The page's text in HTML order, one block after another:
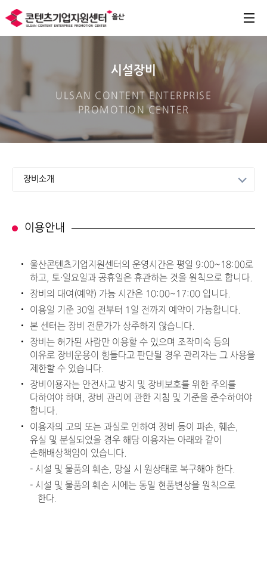
시설장비
ULSAN CONTENT ENTERPRISE
PROMOTION CENTER
장비소개
이용안내
울산콘텐츠기업지원센터의 운영시간은 평일 9:00~18:00로
하고, 토·일요일과 공휴일은 휴관하는 것을 원칙으로 합니다.
장비의 대여(예약) 가능 시간은 10:00~17:00 입니다.
이용일 기준 30일 전부터 1일 전까지 예약이 가능합니다.
본 센터는 장비 전문가가 상주하지 않습니다.
장비는 허가된 사람만 이용할 수 있으며 조작미숙 등의
이유로 장비운용이 힘들다고 판단될 경우 관리자는 그 사용을
제한할 수 있습니다.
장비이용자는 안전사고 방지 및 장비보호를 위한 주의를
다하여야 하며, 장비 관리에 관한 지침 및 기준을 준수하여야
합니다.
이용자의 고의 또는 과실로 인하여 장비 등이 파손, 훼손,
유실 및 분실되었을 경우 해당 이용자는 아래와 같이
손해배상책임이 있습니다.
- 시설 및 물품의 훼손, 망실 시 원상태로 복구해야 한다.
- 시설 및 물품의 훼손 시에는 동일 현품변상을 원칙으로
한다.